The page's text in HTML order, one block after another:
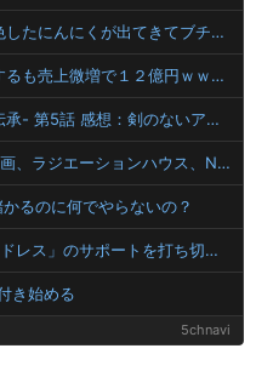
【悲報】ラーメンおじさん、青く変色したにんにくが出てきてブチギレwwwwwwwwww
【悲報】パチンコ店、１０年で半減するも売上微増で１２億円ｗｗｗｗｗｗｗ
クレバテスⅡ-魔獣の王と偽りの勇者伝承- 第5話 感想：剣のないアリシアさんに新たな力が発現！
【集英社100周年セール！】Kindle漫画、ラジエーションハウス、NANA、逃げ上手の若君、アオのハコ、終わりのセラフ、ワンパンマン、ワールドトリガー、左利きのエレンなど！
るのに何でやらないの？
Gmail、サードパーティの「送信元アドレス」のサポートを打ち切りへ
き始める
5chnavi